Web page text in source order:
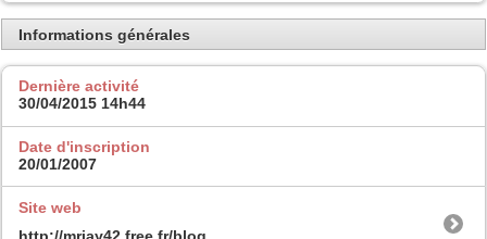
Informations générales
Dernière activité
30/04/2015 14h44
Date d'inscription
20/01/2007
Site web